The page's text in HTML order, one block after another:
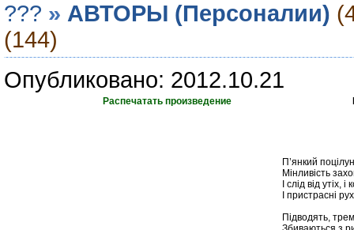
??? » АВТОРЫ (Персоналии)
(144)
Опубликовано: 2012.10.21
Распечатать произведение
П’янкий
Мінливість
І слід від утіх,
І пристрасні
Підводять,